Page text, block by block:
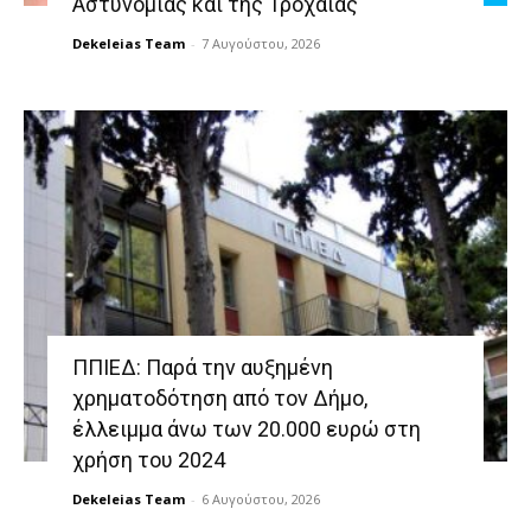
Dekeleias Team - 7 Αυγούστου, 2026
ΠΠΙΕΔ: Παρά την αυξημένη
χρηματοδότηση από τον Δήμο,
έλλειμμα άνω των 20.000 ευρώ στη
χρήση του 2024
Dekeleias Team - 6 Αυγούστου, 2026